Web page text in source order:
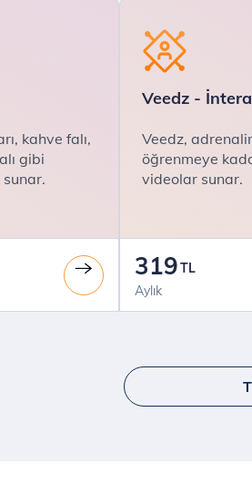
kahve falı,
gibi
Veedz -
Veedz,
öğrenmeye
videolar sunar.
319TL
Aylık